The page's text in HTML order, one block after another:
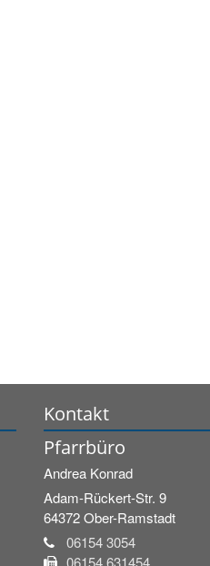
Kontakt
Pfarrbüro
Andrea Konrad
Adam-Rückert-Str. 9
64372Ober-Ramstadt
06154 3054
06154 631454